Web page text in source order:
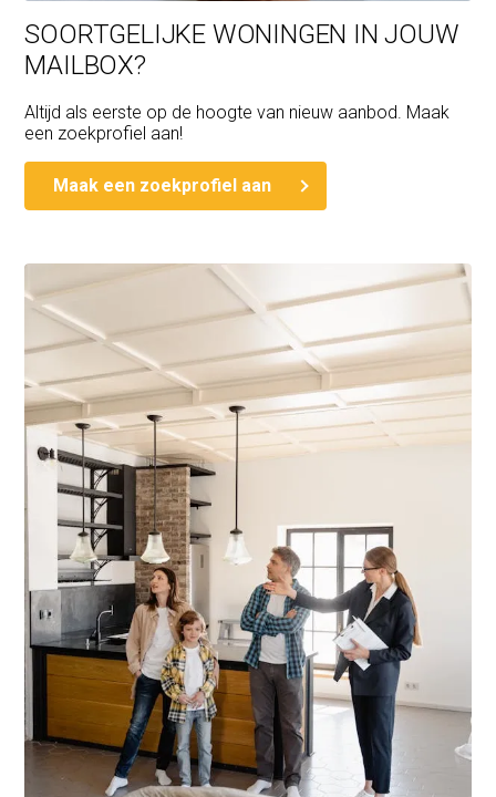
SOORTGELIJKE WONINGEN IN JOUW
MAILBOX?
Altijd als eerste op de hoogte van nieuw aanbod. Maak
een zoekprofiel aan!
Maak een zoekprofiel aan